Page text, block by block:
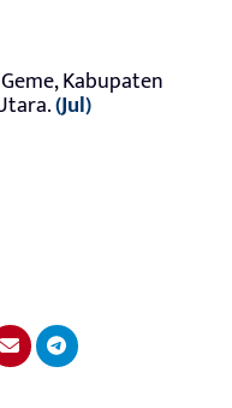
Kabupaten
(Jul)